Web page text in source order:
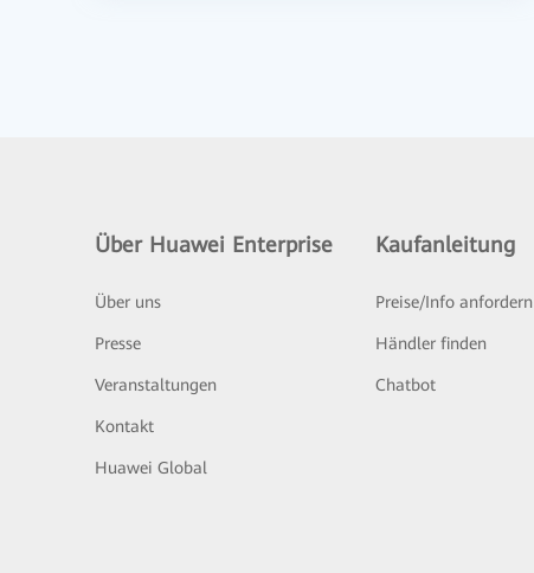
Über Huawei Enterprise
Über uns
Presse
Veranstaltungen
Kontakt
Huawei Global
Kaufanleitung
Preise/Info anfordern
Händler finden
Chatbot